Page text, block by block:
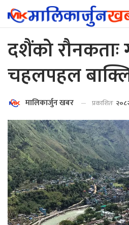
दशैंको रौनकताः
चहलपहल
मालिकार्जुन खबर प्रकाशितः